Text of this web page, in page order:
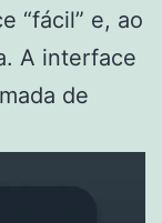
“fácil” e, ao
A interface
de